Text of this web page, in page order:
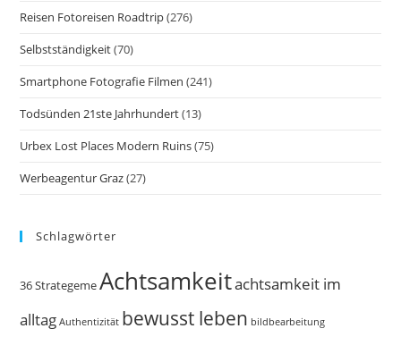
Reisen Fotoreisen Roadtrip(276)
Selbstständigkeit(70)
Smartphone Fotografie Filmen (241)
Todsünden 21ste Jahrhundert(13)
Urbex Lost Places Modern Ruins(75)
Werbeagentur Graz(27)
Schlagwörter
36 StrategemeAchtsamkeitachtsamkeit im
alltag Authentizität bewusst leben bildbearbeitung